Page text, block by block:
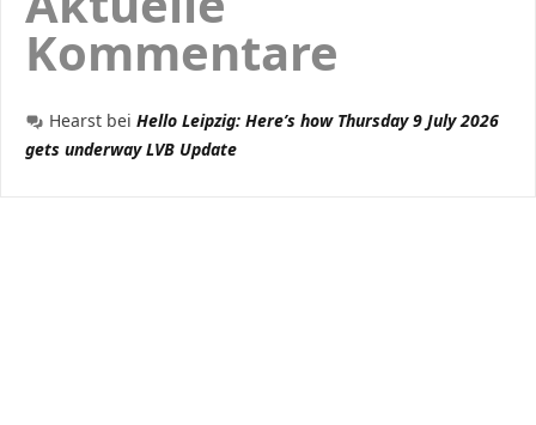
Kommentare
Hearst bei Hello Leipzig: Here’s how Thursday 9 July 2026
gets underway LVB Update